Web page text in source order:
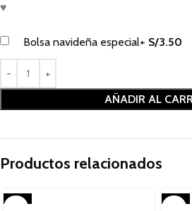
♥
Bolsa navideña especial+ S/3.50
AÑADIR AL
Productos relacionados
-8% -5%